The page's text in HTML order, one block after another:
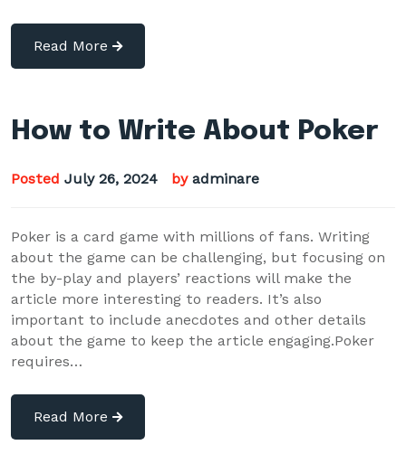
Read More
How to Write About Poker
Posted July 26, 2024 by adminare
Poker is a card game with millions of fans. Writing
about the game can be challenging, but focusing on
the by-play and players’ reactions will make the
article more interesting to readers. It’s also
important to include anecdotes and other details
about the game to keep the article engaging.Poker
requires…
Read More